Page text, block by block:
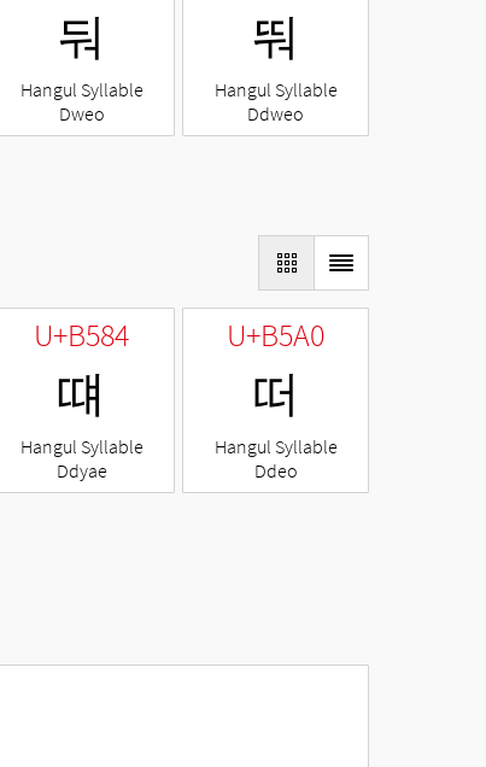
둬
Hangul Syllable
Dweo
뚸
Hangul Syllable
Ddweo
U+B584
떄
Hangul Syllable
Ddyae
U+B5A0
떠
Hangul Syllable
Ddeo